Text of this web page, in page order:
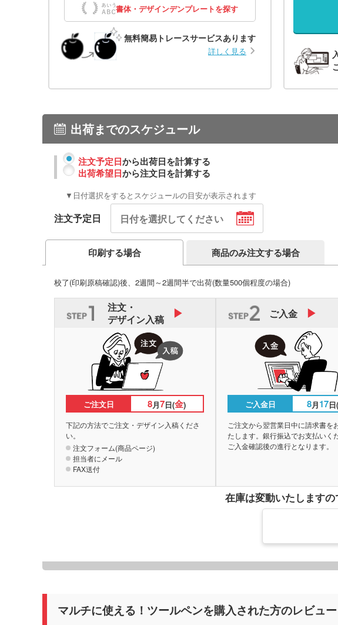
書体・デザインデンプレートを探す
無料簡易トレースサービスあります
詳しく見る
出荷までのスケジュール
注文予定日から出荷日を計算する
出荷希望日から注文日を計算する
▼日付選択をするとスケジュールの目安が表示されます
注文予定日
印刷する場合 商品のみ注文する場合
校了(印刷原稿確認)後、2週間～2週間半で出荷(数量500個程度の場合)
注文・
デザイン入稿
ご注文日 8月7日(金)
下記の方法でご注文・デザイン入稿くださ
い。
注文フォーム(商品ページ)
担当者にメール
FAX送付
ご入金
ご入金日 8月17日(
ご注文から翌営業日中に請求書を
たします。銀行振込でお支払いく
ご入金確認後の進行となります。
在庫は変動いたしますの
マルチに使える！ツールペンを購入された方のレビュー